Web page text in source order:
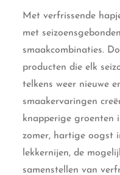
Met verfrissende
met
smaakcombinaties.
producten die elk
telkens weer nieuwe
smaakervaringen
knapperige groenten
zomer, hartige oogst
lekkernijen, de
samenstellen van